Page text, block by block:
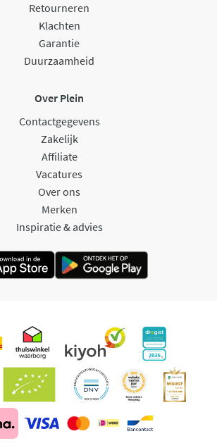
Retourneren
Klachten
Garantie
Duurzaamheid
Over Plein
Contactgegevens
Zakelijk
Affiliate
Vacatures
Over ons
Merken
Inspiratie & advies